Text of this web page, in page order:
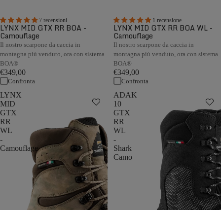
7 recensioni
LYNX MID GTX RR BOA -
Camouflage
Il nostro scarpone da caccia in
montagna più venduto, ora con sistema
BOA®
€349,00
Confronta
1 recensione
LYNX MID GTX RR BOA WL -
Camouflage
Il nostro scarpone da caccia in
montagna più venduto, ora con sistema
BOA®
€349,00
Confronta
LYNX
MID
GTX
RR
WL
-
Camouflage
ADAK
10
GTX
RR
WL
-
Shark
Camo